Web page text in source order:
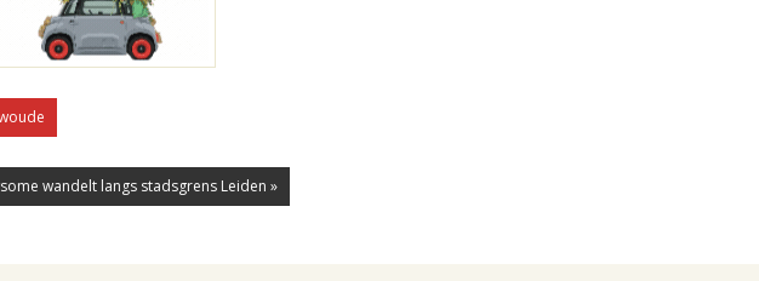
wandelt langs stadsgrens Leiden »